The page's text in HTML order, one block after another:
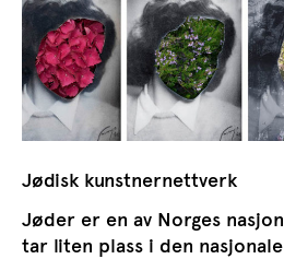
Jødisk kunstnernettverk
Jøder er en av Norges
tar liten plass i den